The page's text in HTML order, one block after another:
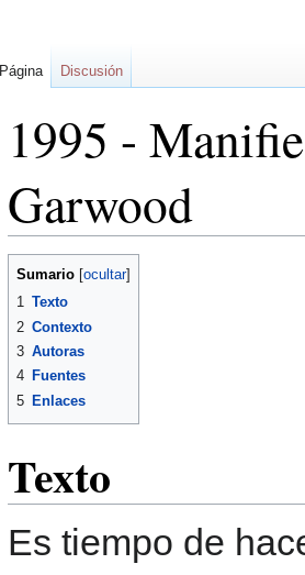
1995 -
Garwood
navegación
búsqueda
Sumario
1 Texto
2 Contexto
3 Autoras
4 Fuentes
5 Enlaces
Texto
Es tiempo de
Página Discusión